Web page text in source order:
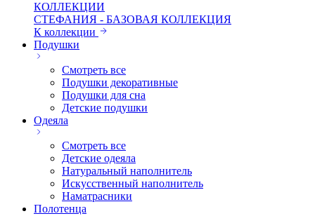
КОЛЛЕКЦИИ
СТЕФАНИЯ - БАЗОВАЯ КОЛЛЕКЦИЯ
К коллекции
Подушки
Смотреть все
Подушки декоративные
Подушки для сна
Детские подушки
Одеяла
Смотреть все
Детские одеяла
Натуральный наполнитель
Искуcственный наполнитель
Наматрасники
Полотенца